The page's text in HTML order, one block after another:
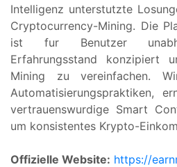
Intelligenz unterstutzte
Cryptocurrency-Mining. Die
ist fur Benutzer
Erfahrungsstand konzipiert
Mining zu vereinfachen.
Automatisierungspraktiken,
vertrauenswurdige Smart
um konsistentes Krypto-
Offizielle Website: https://